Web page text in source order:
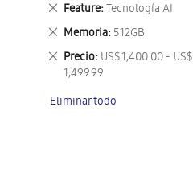
artículo
Feature Tecnología AI
Eliminar
este
artículo
Memoria 512GB
Eliminar
este
artículo
Precio US$ 1,400.00 - US$
1,499.99
Eliminar
este
Eliminar todo